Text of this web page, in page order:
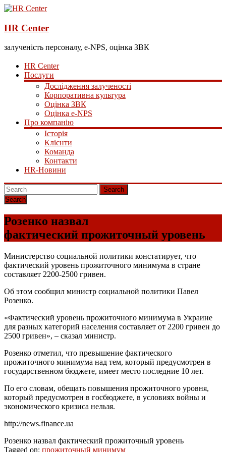
HR Center
залученість персоналу, e-NPS, оцінка ЗВК
HR Center
Послуги
Дослідження залученості
Корпоративна культура
Оцінка ЗВК
Оцінка e-NPS
Про компанію
Історія
Клієнти
Команда
Контакти
HR-Новини
Search
Розенко назвал
фактический прожиточный уровень
Министерство социальной политики констатирует, что
фактический уровень прожиточного минимума в стране
составляет 2200-2500 гривен.
Об этом сообщил министр социальной политики Павел
Розенко.
«Фактический уровень прожиточного минимума в Украине
для разных категорий населения составляет от 2200 гривен до
2500 гривен», – сказал министр.
Розенко отметил, что превышение фактического
прожиточного минимума над тем, который предусмотрен в
государственном бюджете, имеет место последние 10 лет.
По его словам, обещать повышения прожиточного уровня,
который предусмотрен в госбюджете, в условиях войны и
экономического кризиса нельзя.
http://news.finance.ua
Розенко назвал фактический прожиточный уровень
Tagged on: прожиточный минимум